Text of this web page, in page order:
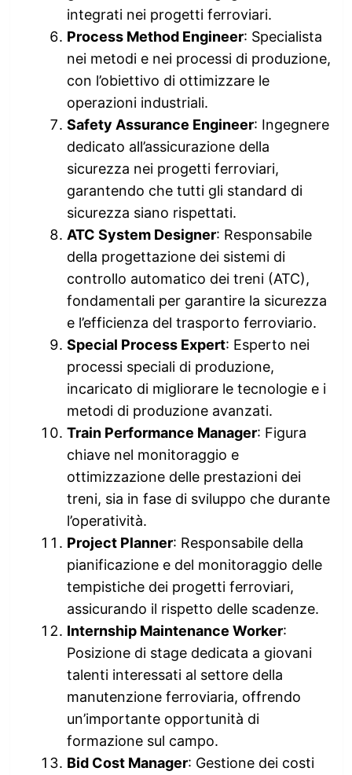
integrati nei progetti ferroviari.
Process Method Engineer: Specialista
nei metodi e nei processi di produzione,
con l’obiettivo di ottimizzare le
operazioni industriali.
Safety Assurance Engineer: Ingegnere
dedicato all’assicurazione della
sicurezza nei progetti ferroviari,
garantendo che tutti gli standard di
sicurezza siano rispettati.
ATC System Designer: Responsabile
della progettazione dei sistemi di
controllo automatico dei treni (ATC),
fondamentali per garantire la sicurezza
e l’efficienza del trasporto ferroviario.
Special Process Expert: Esperto nei
processi speciali di produzione,
incaricato di migliorare le tecnologie e i
metodi di produzione avanzati.
Train Performance Manager: Figura
chiave nel monitoraggio e
ottimizzazione delle prestazioni dei
treni, sia in fase di sviluppo che durante
l’operatività.
Project Planner: Responsabile della
pianificazione e del monitoraggio delle
tempistiche dei progetti ferroviari,
assicurando il rispetto delle scadenze.
Internship Maintenance Worker:
Posizione di stage dedicata a giovani
talenti interessati al settore della
manutenzione ferroviaria, offrendo
un’importante opportunità di
formazione sul campo.
Bid Cost Manager: Gestione dei costi